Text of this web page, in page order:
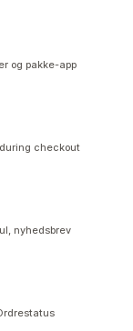
og pakke-app
checkout
nyhedsbrev